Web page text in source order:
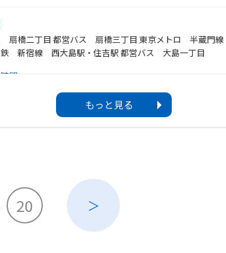
扇橋二丁目 都営バス 扇橋三丁目 東京メトロ 半蔵門
鉄 新宿線 西大島駅・住吉駅 都営バス 大島一丁目
間
・閉館22:00
ニング室＝9:00〜21:50（最終入場21:30）
＝9:30〜21:45（最終入場21:30）
（7/19〜8/31）のプールは9:00〜21:45
4月曜日（祝・休日の場合は翌日）
（12/29〜翌年1/3）
もっと見る
20 ＞